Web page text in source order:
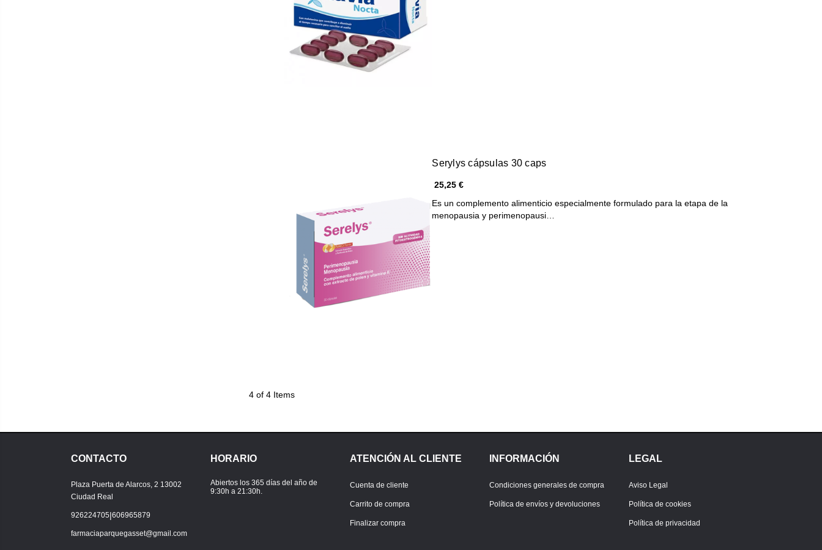
Serylys cápsulas 30 caps
25,25 €
Es un complemento alimenticio especialmente formulado para la etapa de la
menopausia y perimenopausi…
4 of 4 Items
CONTACTO
Plaza Puerta de Alarcos, 2 13002
Ciudad Real
926224705|606965879
farmaciaparquegasset@gmail.com
HORARIO
Abiertos los 365 días del año de
9:30h a 21:30h.
ATENCIÓN AL CLIENTE
Cuenta de cliente
Carrito de compra
Finalizar compra
INFORMACIÓN
Condiciones generales de compra
Política de envíos y devoluciones
LEGAL
Aviso Legal
Política de cookies
Política de privacidad